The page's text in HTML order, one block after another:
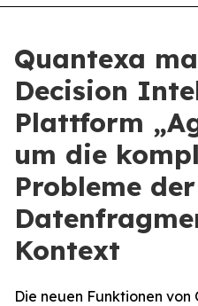
Quantexa
Decision
Plattform
um die
Probleme
Kontext
Die neuen Funktionen